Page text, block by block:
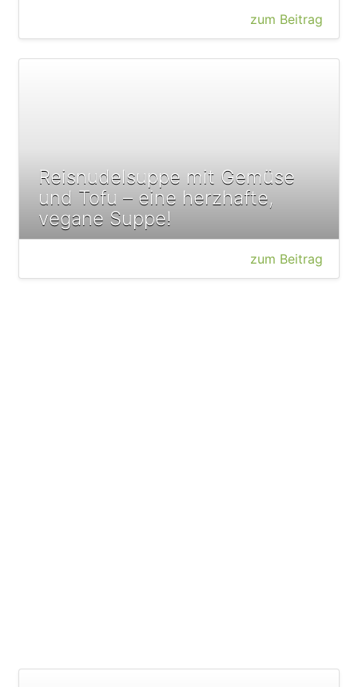
zum Beitrag
Reisnudelsuppe mit Gemüse
und Tofu – eine herzhafte,
vegane Suppe!
zum Beitrag